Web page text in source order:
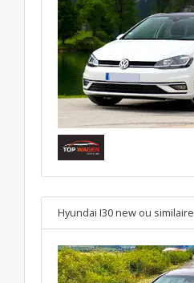
Hyundai I30 new ou similaire